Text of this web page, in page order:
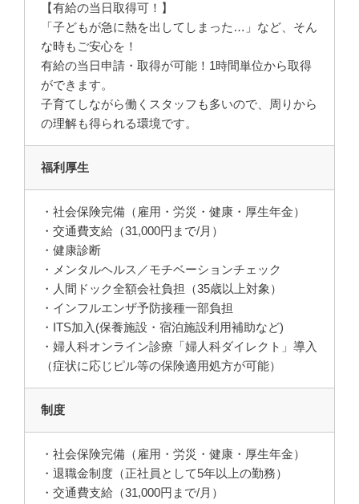
【有給の当日取得可！】
「子どもが急に熱を出してしまった…」など、そん
な時もご安心を！
有給の当日申請・取得が可能！1時間単位から取得
ができます。
子育てしながら働くスタッフも多いので、周りから
の理解も得られる環境です。
福利厚生
・社会保険完備（雇用・労災・健康・厚生年金）
・交通費支給（31,000円まで/月）
・健康診断
・メンタルヘルス／モチベーションチェック
・人間ドック全額会社負担（35歳以上対象）
・インフルエンザ予防接種一部負担
・ITS加入(保養施設・宿泊施設利用補助など)
・婦人科オンライン診療「婦人科ダイレクト」導入
（症状に応じピル等の保険適用処方が可能）
制度
・社会保険完備（雇用・労災・健康・厚生年金）
・退職金制度（正社員として5年以上の勤務）
・交通費支給（31,000円まで/月）